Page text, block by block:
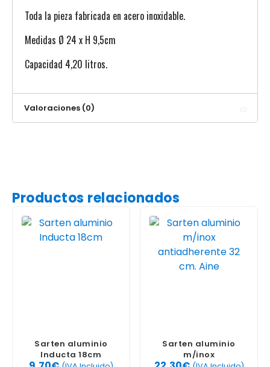
Toda la pieza fabricada en acero inoxidable.
Medidas Ø 24 x H 9,5cm
Capacidad 4,20 litros.
Valoraciones (0)
Productos relacionados
Sarten aluminio
Inducta 18cm
Sarten aluminio
m/inox